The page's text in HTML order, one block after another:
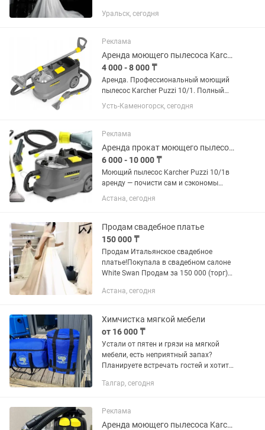
красивый шлейф, не тяжелое.
Уральск, сегодня
Реклама
Аренда моющего пылесоса Karcher
4 000 - 8 000 ₸
Аренда. Профессиональный моющий
пылесос Karcher Puzzi 10/1. Полный
инструктаж по использованию
моющего пылесоса при выдаче.
порции химии бесплатно До 8 часов
—...
Усть-Каменогорск, сегодня
Реклама
Аренда прокат моющего пылесоса и пароочиститель
6 000 - 10 000 ₸
Моющий пылесос Karcher Puzzi 10/1в
аренду — почисти сам и сэкономы
Возьми профессиональный моющий
пылесос karcher puzzi0/1 в аренду и
самостоятельно, без переплаты за...
Астана, сегодня
Продам свадебное платье
150 000 ₸
Продам Итальянское свадебное
платье!Покупала в свадебном салоне
White Swan Продам за 150 000 (торг)
46 После химчистки, состояние новое!
Астана, сегодня
Химчистка мягкой мебели
от 16 000 ₸
Устали от пятен и грязи на мягкой
мебели, есть неприятный запах?
Планируете встречать гостей и хотите
зовут Дамир, я мастер по химчистке и
Талгар, сегодня
Реклама
Аренда моющего пылесоса Karcher Puzzi 8/1